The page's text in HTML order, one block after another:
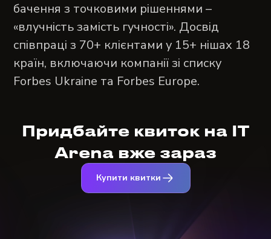
бачення з точковими рішеннями –
«влучність замість гучності». Досвід
співпраці з 70+ клієнтами у 15+ нішах 18
країн, включаючи компанії зі списку
Forbes Ukraine та Forbes Europe.
Придбайте квиток на IT
Arena вже зараз
Купити квитки